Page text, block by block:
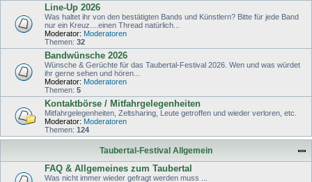
Line-Up 2026
Was haltet ihr von den bestätigten Bands und Künstlern? Bitte für jede Band
nur ein Kreuz....einen Thread natürlich...
Moderator: Moderatoren
Themen: 32
Bandwünsche 2026
Wünsche & Gerüchte für das Taubertal-Festival 2026. Wen und was würdet
ihr gerne sehen und hören...
Moderator: Moderatoren
Themen: 5
Kontaktbörse / Mitfahrgelegenheiten
Mitfahrgelegenheiten, Zeltsharing, Leute getroffen und wieder verloren, etc.
Moderator: Moderatoren
Themen: 124
Taubertal-Festival Allgemein
FAQ & Allgemeines zum Taubertal
Was nicht immer wieder gefragt werden muss ...